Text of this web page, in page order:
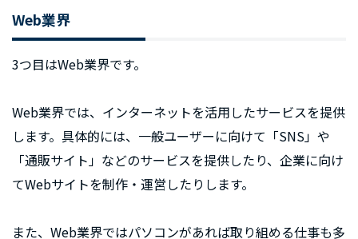
Web業界
3つ目はWeb業界です。
Web業界では、インターネットを活用したサービスを提供
します。具体的には、一般ユーザーに向けて「SNS」や
「通販サイト」などのサービスを提供したり、企業に向け
てWebサイトを制作・運営したりします。
また、Web業界ではパソコンがあれば取り組める仕事も多